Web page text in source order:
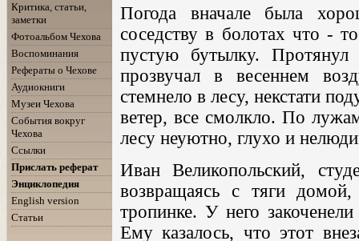
Критика, статьи,
заметки
Фотоальбом Чехова
Воспоминания
Рефераты о Чехове
Аудиокниги
Музеи Чехова
События вокруг
Чехова
Ссылки
Прислать реферат
Энциклопедия
English version
Статьи
Погода вначале была
соседству в болотах что -
пустую бутылку.
прозвучал в весеннем
стемнело в лесу, некстати
ветер, все смолкло. По
лесу неуютно, глухо и
Иван Великопольский,
возвращаясь с тяги
тропинке. У него
Ему казалось, что этот